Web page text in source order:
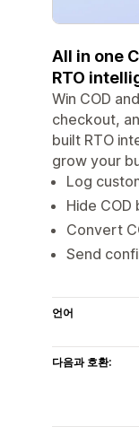
All in one
RTO
Win COD
checkout,
built RTO
grow your
Log
Hide
Convert
Send
언어
다음과 호환: